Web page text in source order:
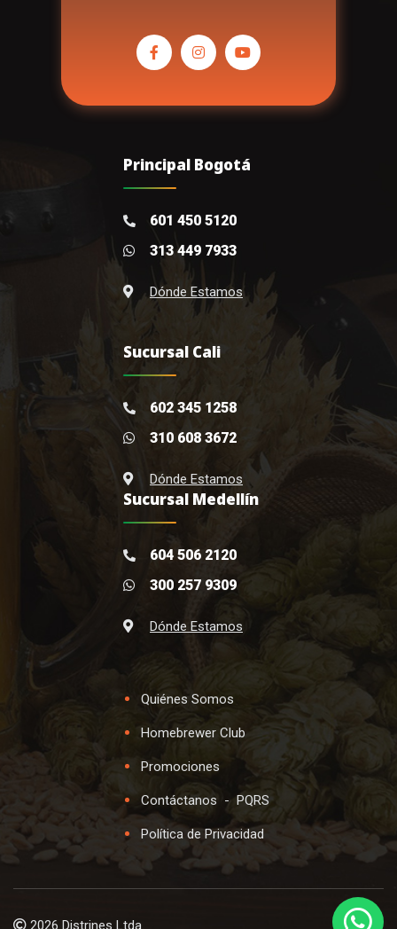
Principal Bogotá
601 450 5120
313 449 7933
Dónde Estamos
Sucursal Cali
602 345 1258
310 608 3672
Dónde Estamos
Sucursal Medellín
604 506 2120
300 257 9309
Dónde Estamos
Quiénes Somos
Homebrewer Club
Promociones
Contáctanos - PQRS
Política de Privacidad
2026 Distrines Ltda.